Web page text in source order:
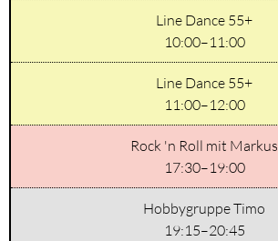
Line Dance 55+
10:00–11:00
Line Dance 55+
11:00–12:00
Rock 'n Roll mit Markus
17:30–19:00
Hobbygruppe Timo
19:15–20:45